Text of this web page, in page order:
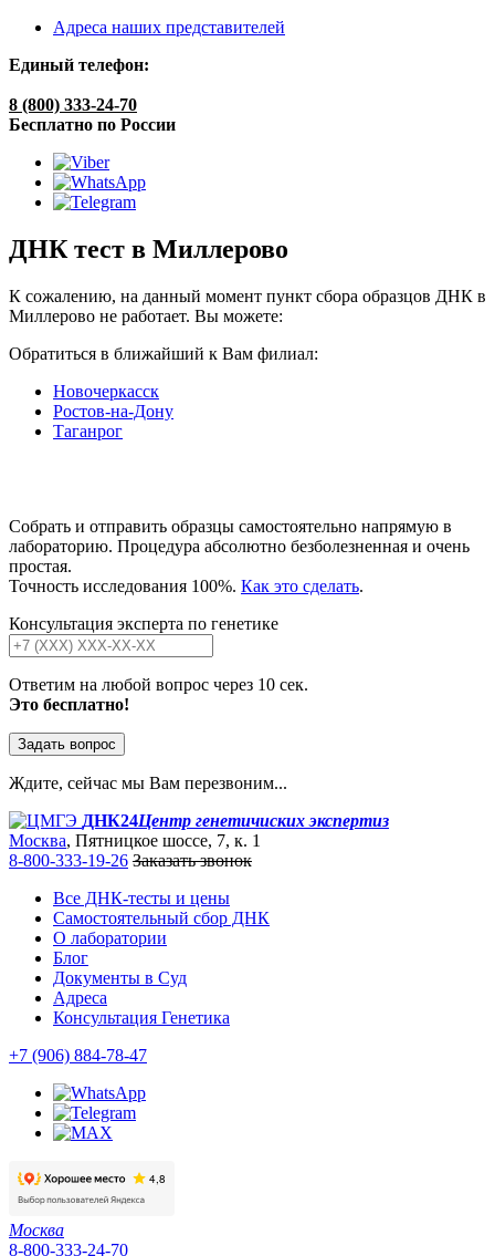
Адреса наших представителей
Единый телефон:
8 (800) 333-24-70
Бесплатно по России
ДНК тест в Миллерово
К сожалению, на данный момент пункт сбора образцов ДНК в
Миллерово не работает. Вы можете:
Обратиться в ближайший к Вам филиал:
Новочеркасск
Ростов-на-Дону
Таганрог
Собрать и отправить образцы самостоятельно напрямую в
лабораторию. Процедура абсолютно безболезненная и очень
простая.
Точность исследования 100%. Как это сделать.
Консультация эксперта по генетике
Ответим на любой вопрос через 10 сек.
Это бесплатно!
Задать вопрос
Ждите, сейчас мы Вам перезвоним...
ДНК24Центр генетичиских экспертиз
Москва, Пятницкое шоссе, 7, к. 1
8-800-333-19-26 Заказать звонок
Все ДНК-тесты и цены
Самостоятельный сбор ДНК
О лаборатории
Блог
Документы в Суд
Адреса
Консультация Генетика
+7 (906) 884-78-47
Москва
8-800-333-24-70